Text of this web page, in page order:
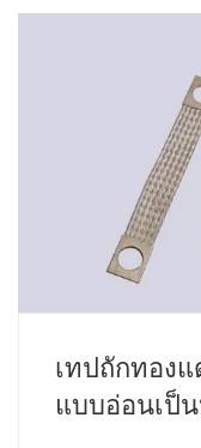
เทปถักทอง
แบบอ่อนเป็